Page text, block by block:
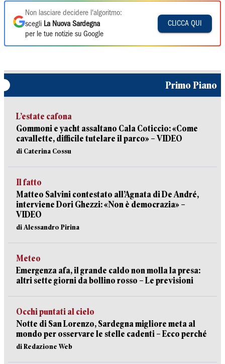
Non lasciare decidere l'algoritmo:
scegli La Nuova Sardegna
per le tue notizie su Google
CLICCA QUI
Primo Piano
L’estate cafona
Gommoni e yacht assaltano Cala Coticcio: «Come
cavallette, difficile tutelare il parco» – VIDEO
di Caterina Cossu
Il fatto
Matteo Salvini contestato all’Agnata di De André,
interviene Dori Ghezzi: «Non è democrazia» –
VIDEO
di Alessandro Pirina
Meteo
Emergenza afa, il grande caldo non molla la presa:
altri sette giorni da bollino rosso – Le previsioni
Occhi puntati al cielo
Notte di San Lorenzo, Sardegna migliore meta al
mondo per osservare le stelle cadenti – Ecco perché
di Redazione Web